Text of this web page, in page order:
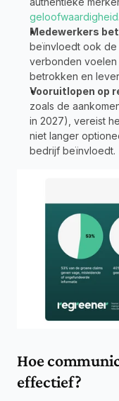
geloofwaardigheid
Medewerkers
beïnvloedt ook de
verbonden voelen
betrokken en
Vooruitlopen op
zoals de
in 2027), vereist
niet langer
bedrijf beïnvloedt.
Hoe
effectief?